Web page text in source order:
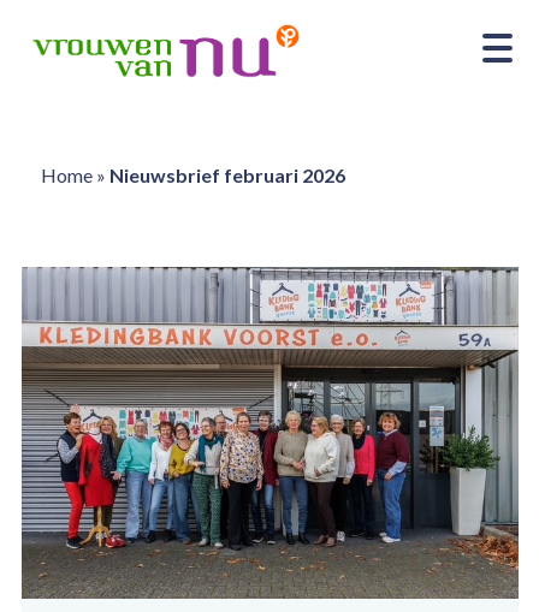
Home» Nieuwsbrief februari 2026